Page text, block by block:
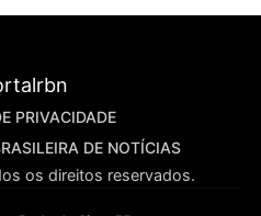
PRIVACIDADE
DE NOTÍCIAS
os direitos reservados.